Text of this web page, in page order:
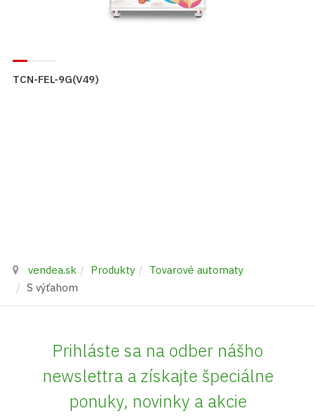
TCN-FEL-9G(V49)
vendea.sk Produkty
Tovarové automaty
S výťahom
Prihláste sa na odber nášho
newslettra a získajte špeciálne
ponuky, novinky a akcie